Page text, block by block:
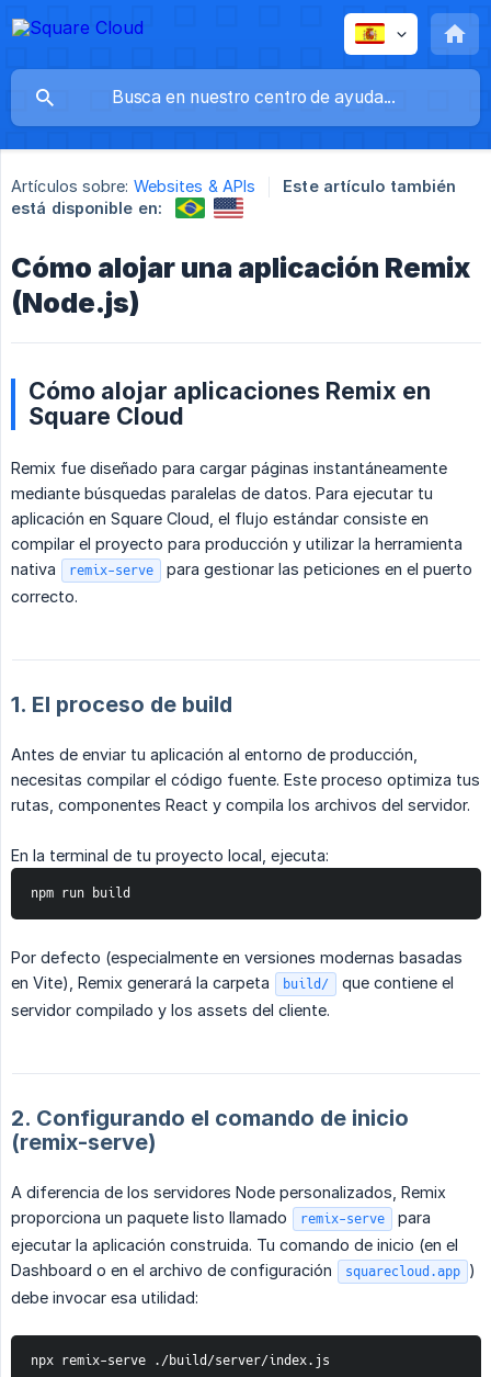
Artículos sobre: Websites & APIs
Este artículo también
está disponible en:
Cómo alojar una aplicación Remix
(Node.js)
Cómo alojar aplicaciones Remix en
Square Cloud
Remix fue diseñado para cargar páginas instantáneamente
mediante búsquedas paralelas de datos. Para ejecutar tu
aplicación en Square Cloud, el flujo estándar consiste en
compilar el proyecto para producción y utilizar la herramienta
nativa
remix-serve
para gestionar las peticiones en el puerto
correcto.
1. El proceso de build
Antes de enviar tu aplicación al entorno de producción,
necesitas compilar el código fuente. Este proceso optimiza tus
rutas, componentes React y compila los archivos del servidor.
En la terminal de tu proyecto local, ejecuta:
npm run build
Por defecto (especialmente en versiones modernas basadas
en Vite), Remix generará la carpeta
build/
que contiene el
servidor compilado y los assets del cliente.
2. Configurando el comando de inicio
(remix-serve)
A diferencia de los servidores Node personalizados, Remix
proporciona un paquete listo llamado
remix-serve
para
ejecutar la aplicación construida. Tu comando de inicio (en el
Dashboard o en el archivo de configuración
squarecloud.app )
debe invocar esa utilidad:
npx remix-serve ./build/server/index.js